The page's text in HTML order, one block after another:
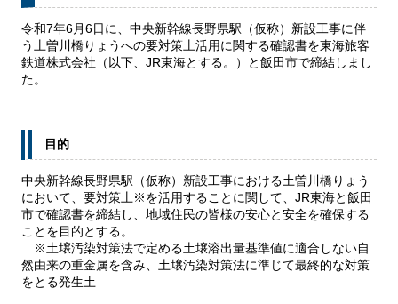
令和7年6月6日に、中央新幹線長野県駅（仮称）新設工事に伴
う土曽川橋りょうへの要対策土活用に関する確認書を東海旅客
鉄道株式会社（以下、JR東海とする。）と飯田市で締結しまし
た。
目的
中央新幹線長野県駅（仮称）新設工事における土曽川橋りょう
において、要対策土※を活用することに関して、JR東海と飯田
市で確認書を締結し、地域住民の皆様の安心と安全を確保する
ことを目的とする。
※土壌汚染対策法で定める土壌溶出量基準値に適合しない自
然由来の重金属を含み、土壌汚染対策法に準じて最終的な対策
をとる発生土